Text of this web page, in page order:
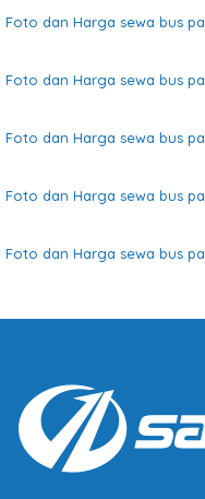
Foto dan Harga sewa bus
Foto dan Harga sewa bus
Foto dan Harga sewa bus
Foto dan Harga sewa bus
Foto dan Harga sewa bus